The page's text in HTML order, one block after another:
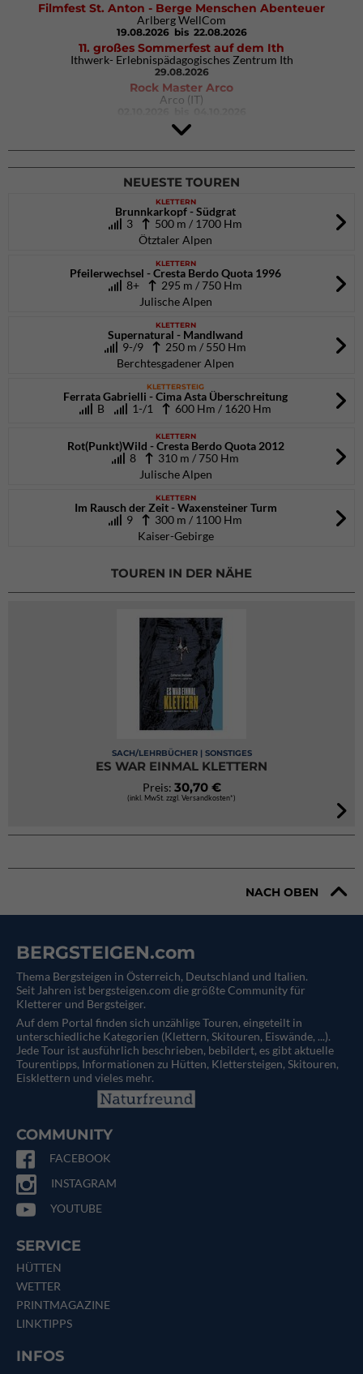
Filmfest St. Anton - Berge Menschen Abenteuer
Arlberg WellCom
19.08.2026 bis 22.08.2026
11. großes Sommerfest auf dem Ith
Ithwerk- Erlebnispädagogisches Zentrum Ith
29.08.2026
Rock Master Arco
Arco (IT)
9. Eiskletter Festival Osttirol
Eisparkt Osttirol
08.01.2027bis 10.01.2027
NEUESTE TOUREN
KLETTERN
Brunnkarkopf - Südgrat
3
500 m / 1700 Hm
Ötztaler Alpen
KLETTERN
Pfeilerwechsel - Cresta Berdo Quota 1996
8+
295 m / 750 Hm
Julische Alpen
KLETTERN
Supernatural - Mandlwand
9-/9
250 m / 550 Hm
Berchtesgadener Alpen
KLETTERSTEIG
Ferrata Gabrielli - Cima Asta Überschreitung
B
1-/1 600 Hm / 1620 Hm
KLETTERN
Rot(Punkt)Wild - Cresta Berdo Quota 2012
8
310 m / 750 Hm
Julische Alpen
KLETTERN
Im Rausch der Zeit - Waxensteiner Turm
9
300 m / 1100 Hm
Kaiser-Gebirge
TOUREN IN DER NÄHE
SACH/LEHRBÜCHER | SONSTIGES
ES WAR EINMAL KLETTERN
Preis: 30,70 €
(inkl. MwSt. zzgl. Versandkosten*)
NACH OBEN
BERGSTEIGEN.com
Thema Bergsteigen in Österreich, Deutschland und Italien.
Seit Jahren ist bergsteigen.com die größte Community für
Kletterer und Bergsteiger.
Auf dem Portal finden sich unzählige Touren, eingeteilt in
unterschiedliche Kategorien (Klettern, Skitouren, Eiswände, ...).
Jede Tour ist ausführlich beschrieben, bebildert, es gibt aktuelle
Tourentipps, Informationen zu Hütten, Klettersteigen, Skitouren,
Eisklettern und vieles mehr.
COMMUNITY
FACEBOOK
INSTAGRAM
YOUTUBE
SERVICE
HÜTTEN
WETTER
PRINTMAGAZINE
LINKTIPPS
INFOS